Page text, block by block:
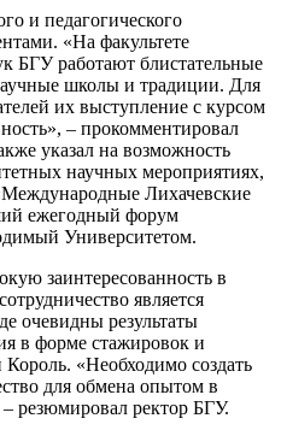
и педагогического
«На факультете
БГУ работают блистательные
школы и традиции. Для
их выступление с курсом
– прокомментировал
указал на возможность
научных мероприятиях,
Лихачевские
ежегодный форум
Университетом.
заинтересованность в
является
очевидны результаты
в форме стажировок и
«Необходимо создать
для обмена опытом в
резюмировал ректор БГУ.